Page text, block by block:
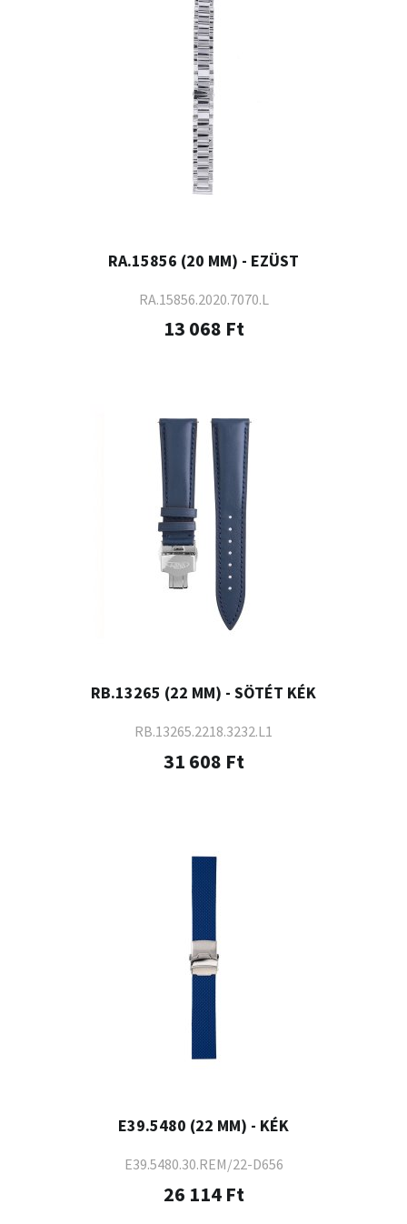
RA.15856 (20 MM) - EZÜST
RA.15856.2020.7070.L
13 068 Ft
RB.13265 (22 MM) - SÖTÉT KÉK
RB.13265.2218.3232.L1
31 608 Ft
E39.5480 (22 MM) - KÉK
E39.5480.30.REM/22-D656
26 114 Ft